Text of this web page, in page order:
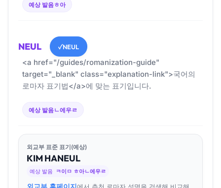
예상 발음ㅎ아
NEUL ✓NEUL
<a href="/guides/romanization-guide"
target="_blank" class="explanation-link">국어의
로마자 표기법</a>에 맞는 표기입니다.
예상 발음ㄴ에우ㄹ
외교부 표준 표기(예상)
KIMHANEUL
예상 발음 ㅋ이ㅁ ㅎ아ㄴ에우ㄹ
외교부 홈페이지에서 추천 로마자 성명을 검색해 비교해